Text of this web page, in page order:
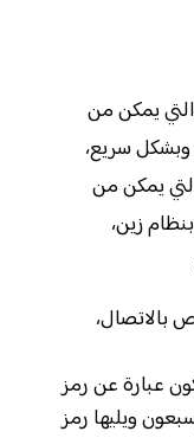
يمكن من
وبشكل سريع،
يمكن من
زين،
بالاتصال،
عبارة عن رمز
ويليها رمز